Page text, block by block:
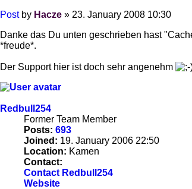
Post by Hacze » 23. January 2008 10:30
Danke das Du unten geschrieben hast
*freude*.
Der Support hier ist doch sehr angenehm
Redbull254
Former Team Member
Posts: 693
Joined: 19. January 2006 22:50
Location: Kamen
Contact:
Contact Redbull254
Website